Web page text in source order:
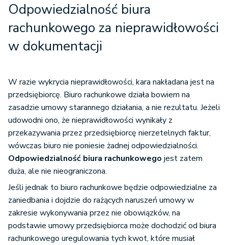
Odpowiedzialność biura
rachunkowego za nieprawidłowości
w dokumentacji
W razie wykrycia nieprawidłowości, kara nakładana jest na
przedsiębiorcę. Biuro rachunkowe działa bowiem na
zasadzie umowy starannego działania, a nie rezultatu. Jeżeli
udowodni ono, że nieprawidłowości wynikały z
przekazywania przez przedsiębiorcę nierzetelnych faktur,
wówczas biuro nie poniesie żadnej odpowiedzialności.
Odpowiedzialność biura rachunkowego jest zatem
duża, ale nie nieograniczona.
Jeśli jednak to biuro rachunkowe będzie odpowiedzialne za
zaniedbania i dojdzie do rażących naruszeń umowy w
zakresie wykonywania przez nie obowiązków, na
podstawie umowy przedsiębiorca może dochodzić od biura
rachunkowego uregulowania tych kwot, które musiał